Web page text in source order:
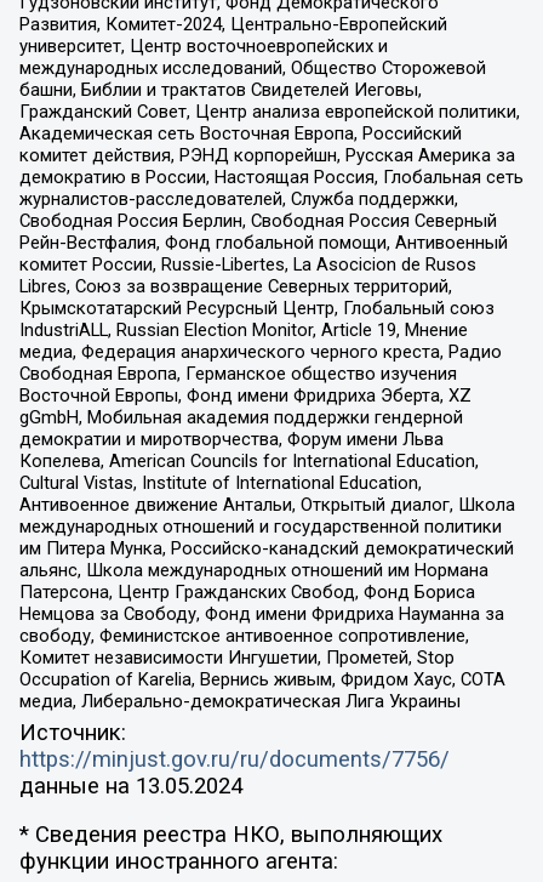
Развития, Комитет-2024, Центрально-Европейский
университет, Центр восточноевропейских и
международных исследований, Общество Сторожевой
башни, Библии и трактатов Свидетелей Иеговы,
Гражданский Совет, Центр анализа европейской политики,
Академическая сеть Восточная Европа, Российский
комитет действия, РЭНД корпорейшн, Русская Америка за
демократию в России, Настоящая Россия, Глобальная сеть
журналистов-расследователей, Служба поддержки,
Свободная Россия Берлин, Свободная Россия Северный
Рейн-Вестфалия, Фонд глобальной помощи, Антивоенный
комитет России, Russie-Libertes, La Asocicion de Rusos
Libres, Союз за возвращение Северных территорий,
Крымскотатарский Ресурсный Центр, Глобальный союз
IndustriALL, Russian Election Monitor, Article 19, Мнение
медиа, Федерация анархического черного креста, Радио
Свободная Европа, Германское общество изучения
Восточной Европы, Фонд имени Фридриха Эберта, XZ
gGmbH, Мобильная академия поддержки гендерной
демократии и миротворчества, Форум имени Льва
Копелева, American Councils for International Education,
Cultural Vistas, Institute of International Education,
Антивоенное движение Антальи, Открытый диалог, Школа
международных отношений и государственной политики
им Питера Мунка, Российско-канадский демократический
альянс, Школа международных отношений им Нормана
Патерсона, Центр Гражданских Свобод, Фонд Бориса
Немцова за Свободу, Фонд имени Фридриха Науманна за
свободу, Феминистское антивоенное сопротивление,
Комитет независимости Ингушетии, Прометей, Stop
Occupation of Karelia, Вернись живым, Фридом Хаус, СОТА
медиа, Либерально-демократическая Лига Украины
Источник:
https://minjust.gov.ru/ru/documents/7756/
данные на 13.05.2024
* Сведения реестра НКО, выполняющих
функции иностранного агента: